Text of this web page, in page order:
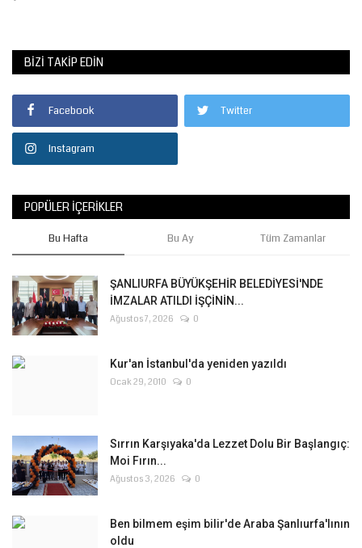
BIZI TAKIP EDIN
Facebook Twitter
Instagram
POPÜLER İÇERIKLER
Bu Hafta Bu Ay Tüm Zamanlar
ŞANLIURFA BÜYÜKŞEHİR BELEDİYESİ'NDE
İMZALAR ATILDI İŞÇİNİN...
Ağustos 7, 2026 0
Kur'an İstanbul'da yeniden yazıldı
Ocak 29, 2010 0
Sırrın Karşıyaka'da Lezzet Dolu Bir Başlangıç:
Moi Fırın...
Ağustos 3, 2026 0
Ben bilmem eşim bilir'de Araba Şanlıurfa'lının
oldu